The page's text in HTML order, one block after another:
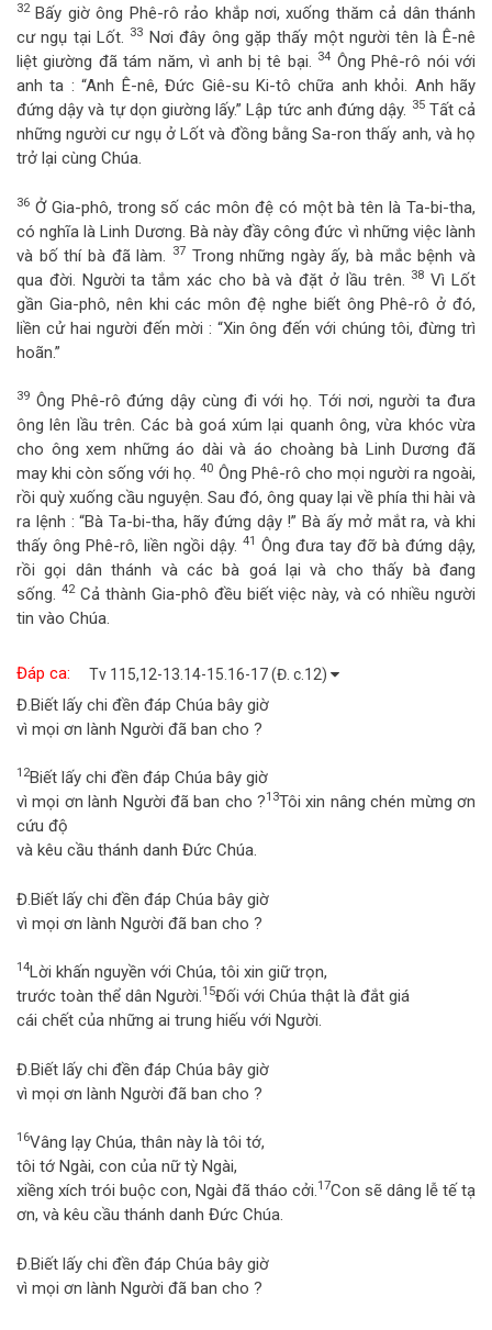
32Bấy giờ ông Phê-rô rảo khắp nơi, xuống thăm cả dân thánh
cư ngụ tại Lốt. 33 Nơi đây ông gặp thấy một người tên là Ê-nê
liệt giường đã tám năm, vì anh bị tê bại. 34 Ông Phê-rô nói với
anh ta : “Anh Ê-nê, Đức Giê-su Ki-tô chữa anh khỏi. Anh hãy
đứng dậy và tự dọn giường lấy.” Lập tức anh đứng dậy. 35Tất cả
những người cư ngụ ở Lốt và đồng bằng Sa-ron thấy anh, và họ
trở lại cùng Chúa.
36 Ở Gia-phô, trong số các môn đệ có một bà tên là Ta-bi-tha,
có nghĩa là Linh Dương. Bà này đầy công đức vì những việc lành
và bố thí bà đã làm.
37Trong những ngày ấy, bà mắc bệnh và
qua đời. Người ta tắm xác cho bà và đặt ở lầu trên. 38 Vì Lốt
gần Gia-phô, nên khi các môn đệ nghe biết ông Phê-rô ở đó,
liền cử hai người đến mời : “Xin ông đến với chúng tôi, đừng trì
hoãn.”
39 Ông Phê-rô đứng dậy cùng đi với họ. Tới nơi, người ta đưa
ông lên lầu trên. Các bà goá xúm lại quanh ông, vừa khóc vừa
cho ông xem những áo dài và áo choàng bà Linh Dương đã
may khi còn sống với họ.40 Ông Phê-rô cho mọi người ra ngoài,
rồi quỳ xuống cầu nguyện. Sau đó, ông quay lại về phía thi hài và
ra lệnh : “Bà Ta-bi-tha, hãy đứng dậy !” Bà ấy mở mắt ra, và khi
thấy ông Phê-rô, liền ngồi dậy. 41
Ông đưa tay đỡ bà đứng dậy,
rồi gọi dân thánh và các bà goá lại và cho thấy bà đang
sống. 42Cả thành Gia-phô đều biết việc này, và có nhiều người
tin vào Chúa.
Đáp ca: Tv 115,12-13.14-15.16-17 (Đ. c.12)
Đ.Biết lấy chi đền đáp Chúa bây giờ
vì mọi ơn lành Người đã ban cho ?
12Biết lấy chi đền đáp Chúa bây giờ
vì mọi ơn lành Người đã ban cho ?13Tôi xin nâng chén mừng ơn
cứu độ
và kêu cầu thánh danh Đức Chúa.
Đ.Biết lấy chi đền đáp Chúa bây giờ
vì mọi ơn lành Người đã ban cho ?
14Lời khấn nguyền với Chúa, tôi xin giữ trọn,
trước toàn thể dân Người.15Đối với Chúa thật là đắt giá
cái chết của những ai trung hiếu với Người.
Đ.Biết lấy chi đền đáp Chúa bây giờ
vì mọi ơn lành Người đã ban cho ?
16Vâng lạy Chúa, thân này là tôi tớ,
tôi tớ Ngài, con của nữ tỳ Ngài,
xiềng xích trói buộc con, Ngài đã tháo cởi.17Con sẽ dâng lễ tế tạ
ơn, và kêu cầu thánh danh Đức Chúa.
Đ.Biết lấy chi đền đáp Chúa bây giờ
vì mọi ơn lành Người đã ban cho ?